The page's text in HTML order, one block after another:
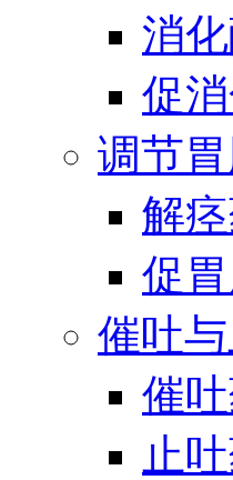
消
促
调节
解
促
催吐
催
止